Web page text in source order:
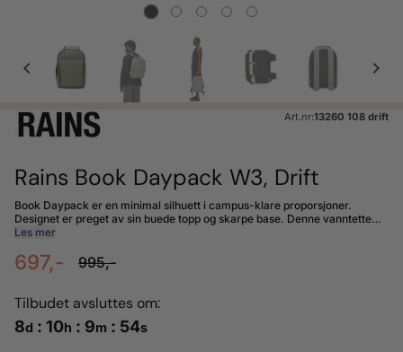
Art.nr:13260 108 drift
Rains Book Daypack W3, Drift
Book Daypack er en minimal silhuett i campus-klare proporsjoner.
Designet er preget av sin buede topp og skarpe base. Denne vanntette
sekken har et romslig hovedrom med en innvendig polstret lomme.
tilgang. Den bærbare lommen passer til en 15" bærbar PC, noe som gjør
Book Daypack til en datamaskin-klar hverdagshelt for campus eller jobb.
x W 31 cm x H 7 cm. Volum: 10 liter.
Les mer
697,- 995,-
Tilbudet avsluttes om:
8d : 10h : 9m : 53s